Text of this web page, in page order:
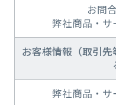
お問
弊社商品・サ
お客様情報（取引
弊社商品・サ